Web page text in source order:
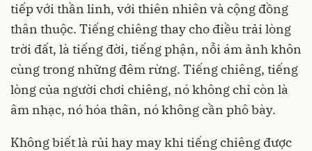
tiếp với thần linh, với thiên nhiên và cộng đồng
thân thuộc. Tiếng chiêng thay cho điều trải lòng
trời đất, là tiếng đời, tiếng phận, nỗi ám ảnh khôn
cùng trong những đêm rừng. Tiếng chiêng, tiếng
lòng của người chơi chiêng, nó không chỉ còn là
âm nhạc, nó hóa thân, nó không cần phô bày.
Không biết là rủi hay may khi tiếng chiêng được